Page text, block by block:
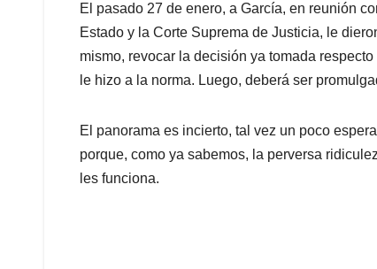
El pasado 27 de enero, a García, en reunión
Estado y la Corte Suprema de Justicia, le
mismo, revocar la decisión ya tomada
le hizo a la norma. Luego, deberá ser
El panorama es incierto, tal vez un poco
porque, como ya sabemos, la perversa
les funciona.